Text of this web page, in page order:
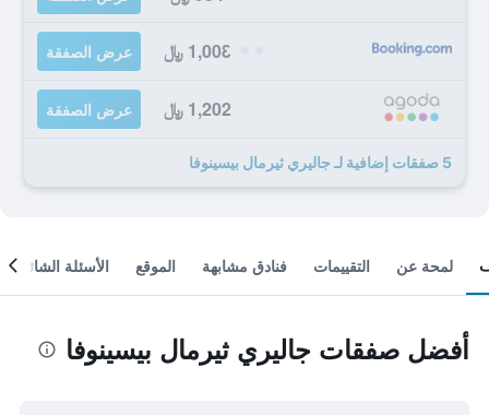
1,008 ﷼ عرض الصفقة
1,202 ﷼ عرض الصفقة
5 صفقات إضافية لـ جاليري ثيرمال بيسينوفا
لمحة عن التقييمات فنادق مشابهة الموقع الأسئلة الشائعة
أفضل صفقات جاليري ثيرمال بيسينوفا